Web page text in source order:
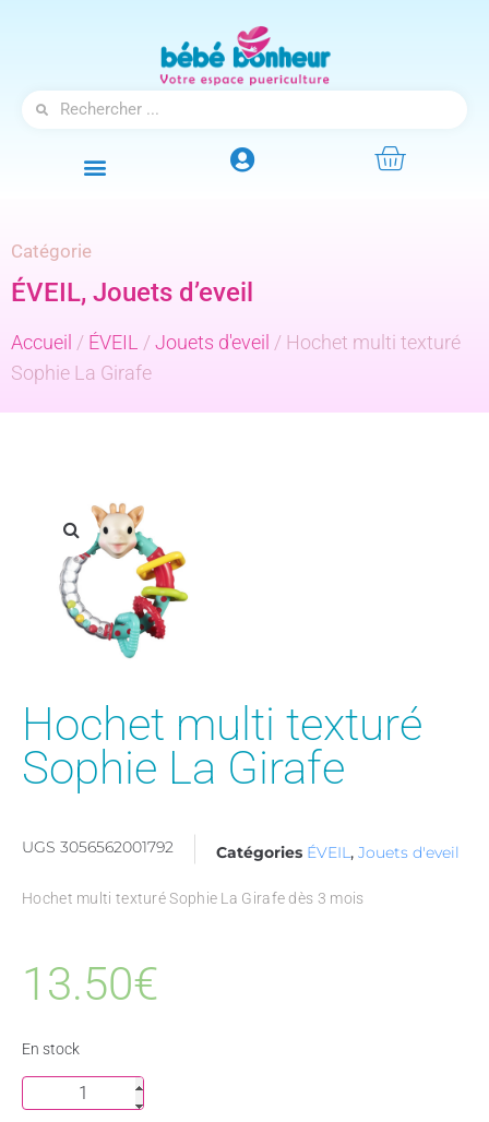
Catégorie
ÉVEIL, Jouets d’eveil
Accueil / ÉVEIL /Jouets d'eveil / Hochet multi texturé
Sophie La Girafe
Hochet multi texturé
Sophie La Girafe
UGS 3056562001792 Catégories ÉVEIL , Jouets d'eveil
Hochet multi texturé Sophie La Girafe dès 3 mois
13.50€
En stock